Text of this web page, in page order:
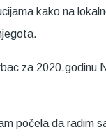
kako na
za 2020.godinu
počela da radim